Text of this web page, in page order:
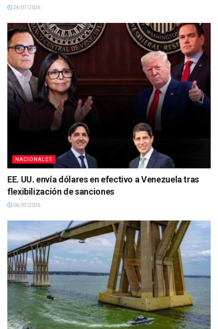
24/07/2026
NACIONALES
EE. UU. envía dólares en efectivo a Venezuela tras
flexibilización de sanciones
06/07/2026